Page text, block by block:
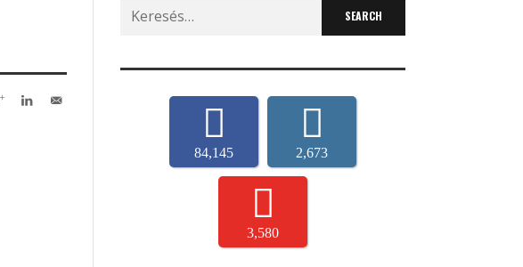
Search
for:
84,145 2,673
3,580